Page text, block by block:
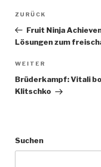
Beitragsnavigation
Vorheriger
Beitrag
ZURÜCK
Fruit Ninja
Lösungen zum
Nächster
Beitrag
WEITER
Brüderkampf: Vitali
Klitschko
Suchen